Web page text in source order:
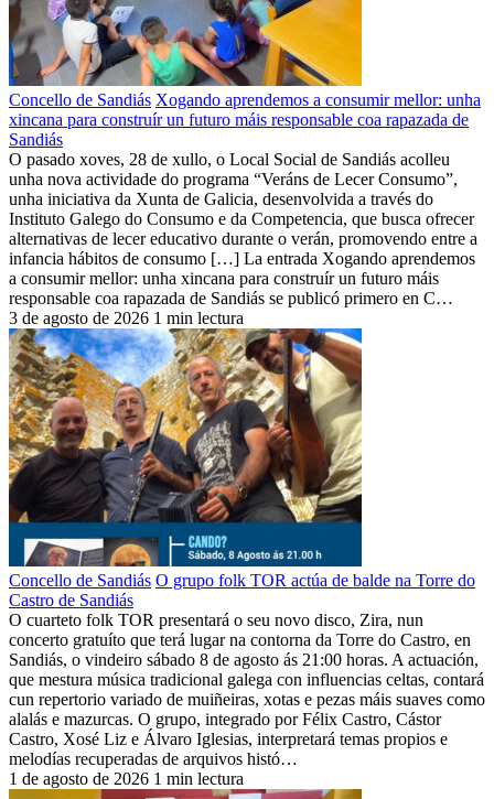
Concello de Sandiás Xogando aprendemos a consumir mellor: unha
xincana para construír un futuro máis responsable coa rapazada de
Sandiás
O pasado xoves, 28 de xullo, o Local Social de Sandiás acolleu
unha nova actividade do programa “Veráns de Lecer Consumo”,
unha iniciativa da Xunta de Galicia, desenvolvida a través do
Instituto Galego do Consumo e da Competencia, que busca ofrecer
alternativas de lecer educativo durante o verán, promovendo entre a
infancia hábitos de consumo […] La entrada Xogando aprendemos
a consumir mellor: unha xincana para construír un futuro máis
responsable coa rapazada de Sandiás se publicó primero en C…
3 de agosto de 2026 1 min lectura
Concello de Sandiás O grupo folk TOR actúa de balde na Torre do
Castro de Sandiás
O cuarteto folk TOR presentará o seu novo disco, Zira, nun
concerto gratuíto que terá lugar na contorna da Torre do Castro, en
Sandiás, o vindeiro sábado 8 de agosto ás 21:00 horas. A actuación,
que mestura música tradicional galega con influencias celtas, contará
cun repertorio variado de muiñeiras, xotas e pezas máis suaves como
alalás e mazurcas. O grupo, integrado por Félix Castro, Cástor
Castro, Xosé Liz e Álvaro Iglesias, interpretará temas propios e
melodías recuperadas de arquivos histó…
1 de agosto de 2026 1 min lectura